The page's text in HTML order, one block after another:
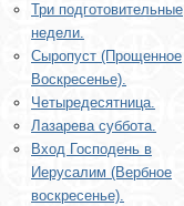
Три подготовительные
недели.
Сыропуст (Прощенное
Воскресенье).
Четыредесятница.
Лазарева суббота.
Вход Господень в
Иерусалим (Вербное
воскресенье).